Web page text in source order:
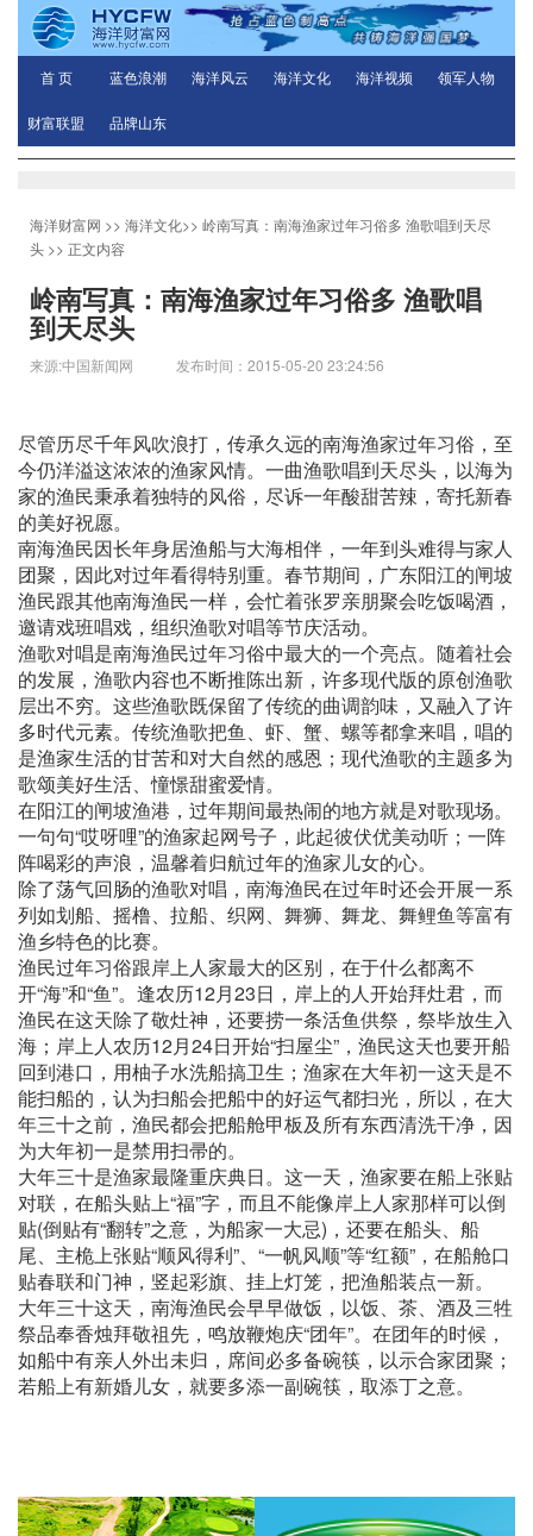
首 页 蓝色浪潮 海洋风云 海洋文化 海洋视频 领军人物
财富联盟 品牌山东
海洋财富网 >> 海洋文化>> 岭南写真：南海渔家过年习俗多 渔歌唱到天尽
头 >> 正文内容
岭南写真：南海渔家过年习俗多 渔歌唱
到天尽头
来源:中国新闻网 发布时间：2015-05-20 23:24:56
尽管历尽千年风吹浪打，传承久远的南海渔家过年习俗，至
今仍洋溢这浓浓的渔家风情。一曲渔歌唱到天尽头，以海为
家的渔民秉承着独特的风俗，尽诉一年酸甜苦辣，寄托新春
的美好祝愿。
南海渔民因长年身居渔船与大海相伴，一年到头难得与家人
团聚，因此对过年看得特别重。春节期间，广东阳江的闸坡
渔民跟其他南海渔民一样，会忙着张罗亲朋聚会吃饭喝酒，
邀请戏班唱戏，组织渔歌对唱等节庆活动。
渔歌对唱是南海渔民过年习俗中最大的一个亮点。随着社会
的发展，渔歌内容也不断推陈出新，许多现代版的原创渔歌
层出不穷。这些渔歌既保留了传统的曲调韵味，又融入了许
多时代元素。传统渔歌把鱼、虾、蟹、螺等都拿来唱，唱的
是渔家生活的甘苦和对大自然的感恩；现代渔歌的主题多为
歌颂美好生活、憧憬甜蜜爱情。
在阳江的闸坡渔港，过年期间最热闹的地方就是对歌现场。
一句句“哎呀哩”的渔家起网号子，此起彼伏优美动听；一阵
阵喝彩的声浪，温馨着归航过年的渔家儿女的心。
除了荡气回肠的渔歌对唱，南海渔民在过年时还会开展一系
列如划船、摇橹、拉船、织网、舞狮、舞龙、舞鲤鱼等富有
渔乡特色的比赛。
渔民过年习俗跟岸上人家最大的区别，在于什么都离不
开“海”和“鱼”。逢农历12月23日，岸上的人开始拜灶君，而
渔民在这天除了敬灶神，还要捞一条活鱼供祭，祭毕放生入
海；岸上人农历12月24日开始“扫屋尘”，渔民这天也要开船
回到港口，用柚子水洗船搞卫生；渔家在大年初一这天是不
能扫船的，认为扫船会把船中的好运气都扫光，所以，在大
年三十之前，渔民都会把船舱甲板及所有东西清洗干净，因
为大年初一是禁用扫帚的。
大年三十是渔家最隆重庆典日。这一天，渔家要在船上张贴
对联，在船头贴上“福”字，而且不能像岸上人家那样可以倒
贴(倒贴有“翻转”之意，为船家一大忌)，还要在船头、船
尾、主桅上张贴“顺风得利”、“一帆风顺”等“红额”，在船舱口
贴春联和门神，竖起彩旗、挂上灯笼，把渔船装点一新。
大年三十这天，南海渔民会早早做饭，以饭、茶、酒及三牲
祭品奉香烛拜敬祖先，鸣放鞭炮庆“团年”。在团年的时候，
如船中有亲人外出未归，席间必多备碗筷，以示合家团聚；
若船上有新婚儿女，就要多添一副碗筷，取添丁之意。